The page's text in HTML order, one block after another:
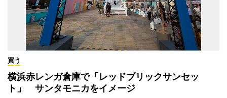
買う
横浜赤レンガ倉庫で「レッドブリックサンセッ
ト」 サンタモニカをイメージ